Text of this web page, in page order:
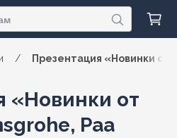
/ Презентация «Новинки от
«Новинки от
Paa